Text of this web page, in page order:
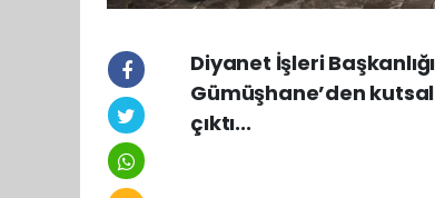
Diyanet İşleri
Gümüşhane’den
çıktı...